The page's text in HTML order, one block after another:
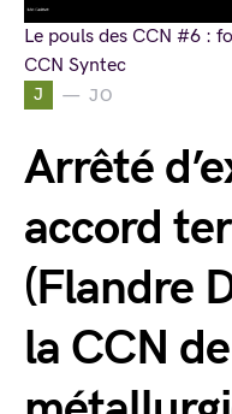
J JO
Arrêté
accord
(Flandre
la CCN
Le pouls des CCN #6 :
CCN Syntec